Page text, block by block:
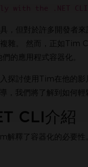
，但對於許多開發者
雜。 然而，正如Tim
的應用程式容器化。
探討使用Tim在他的
，我們將了解到如何
CLI介紹
解釋了容器化的必要
很樂意為您效勞。